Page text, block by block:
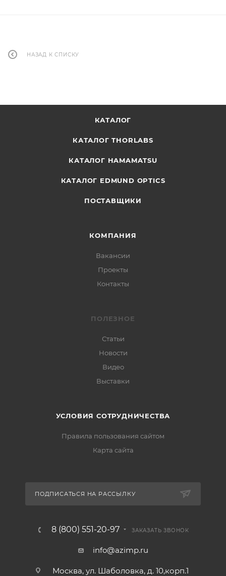
НАЗАД К СПИСКУ
КАТАЛОГ
КАТАЛОГ THORLABS
КАТАЛОГ HAMAMATSU
КАТАЛОГ EDMUND OPTICS
ПОСТАВЩИКИ
КОМПАНИЯ
Вакансии
Проекты
Контакты
ПОЛЕЗНОЕ
Статьи
Новости
Видео
Выставки
УСЛОВИЯ СОТРУДНИЧЕСТВА
Правила пользования сайтом
Карта сайта
ПОДПИСАТЬСЯ НА РАССЫЛКУ
8 (800) 551-20-97 ЗАКАЗАТЬ ЗВОНОК
info@azimp.ru
Москва, ул. Шаболовка, д. 10,корп.1